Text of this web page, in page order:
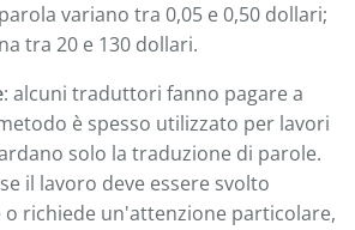
variano tra 0,05 e 0,50 dollari;
tra 20 e 130 dollari.
: alcuni traduttori fanno pagare a
è spesso utilizzato per lavori
solo la traduzione di parole.
il lavoro deve essere svolto
richiede un'attenzione particolare,